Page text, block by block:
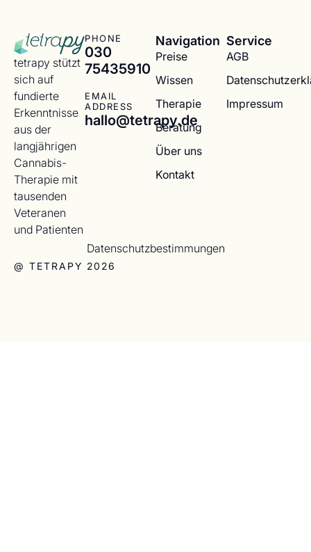
tetrapy stützt
sich auf
fundierte
Erkenntnisse
aus der
langjährigen
Cannabis-
Therapie mit
tausenden
Veteranen
und Patienten
PHONE
030
75435910
EMAIL
ADDRESS
hallo@tetrapy.de
Navigation
Preise
Wissen
Therapie
Beratung
Über uns
Kontakt
Service
AGB
Impressum
@ TETRAPY 2026
Datenschutzbestimmungen